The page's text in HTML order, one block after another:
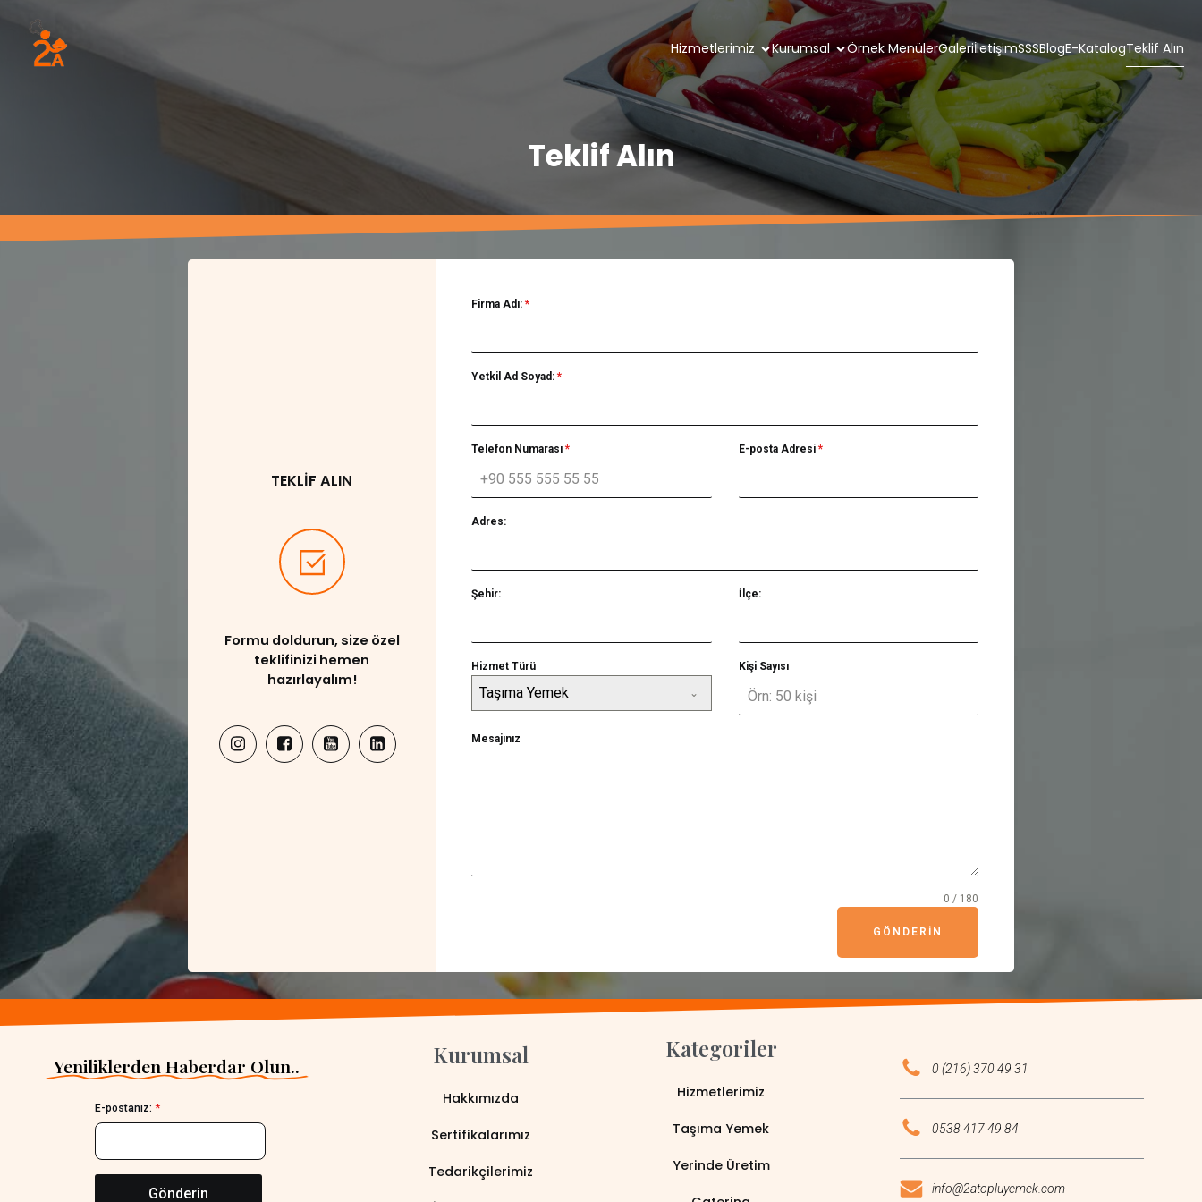
Hizmetlerimiz Kurumsal Örnek MenülerGaleriİletişimSSSBlogE-KatalogTeklif Alın
Teklif Alın
TEKLİF ALIN
Formu doldurun, size özel
teklifinizi hemen
hazırlayalım!
Firma Adı:*
Yetkil Ad Soyad:*
Telefon Numarası* E-posta Adresi *
Adres:
Şehir: İlçe:
Hizmet Türü
Taşıma Yemek
Kişi Sayısı
Mesajınız
0 / 180
GÖNDERIN
Yeniliklerden Haberdar Olun..
E-postanız:*
Gönderin
Kurumsal
Hakkımızda
Sertifikalarımız
Tedarikçilerimiz
Kategoriler
Hizmetlerimiz
Taşıma Yemek
Yerinde Üretim
0 (216) 370 49 31
0538 417 49 84
info@2atopluyemek.com